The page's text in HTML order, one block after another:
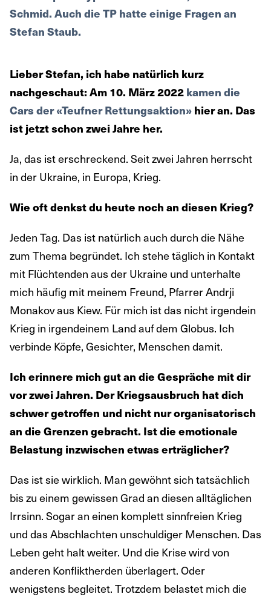
Schmid. Auch die TP hatte einige Fragen an
Stefan Staub.
Lieber Stefan, ich habe natürlich kurz
nachgeschaut: Am 10. März 2022 kamen die
Cars der «Teufner Rettungsaktion» hier an. Das
ist jetzt schon zwei Jahre her.
Ja, das ist erschreckend. Seit zwei Jahren herrscht
in der Ukraine, in Europa, Krieg.
Wie oft denkst du heute noch an diesen Krieg?
Jeden Tag. Das ist natürlich auch durch die Nähe
zum Thema begründet. Ich stehe täglich in Kontakt
mit Flüchtenden aus der Ukraine und unterhalte
mich häufig mit meinem Freund, Pfarrer Andrji
Monakov aus Kiew. Für mich ist das nicht irgendein
Krieg in irgendeinem Land auf dem Globus. Ich
verbinde Köpfe, Gesichter, Menschen damit.
Ich erinnere mich gut an die Gespräche mit dir
vor zwei Jahren. Der Kriegsausbruch hat dich
schwer getroffen und nicht nur organisatorisch
an die Grenzen gebracht. Ist die emotionale
Belastung inzwischen etwas erträglicher?
Das ist sie wirklich. Man gewöhnt sich tatsächlich
bis zu einem gewissen Grad an diesen alltäglichen
Irrsinn. Sogar an einen komplett sinnfreien Krieg
und das Abschlachten unschuldiger Menschen. Das
Leben geht halt weiter. Und die Krise wird von
anderen Konfliktherden überlagert. Oder
wenigstens begleitet. Trotzdem belastet mich die